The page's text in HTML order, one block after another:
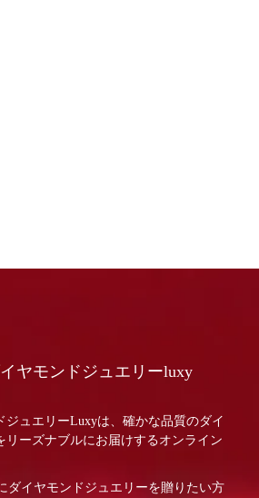
ヤモンドジュエリーluxy
ジュエリーLuxyは、確かな品質のダイ
リーズナブルにお届けするオンライン
ダイヤモンドジュエリーを贈りたい方